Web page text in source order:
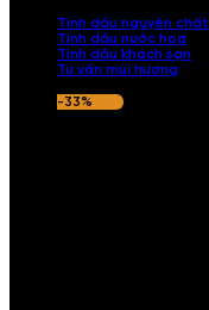
Tinh dầu nguyên chất
Tinh dầu nước hoa
Tinh dầu khách sạn
Tư vấn mùi hương
-33%